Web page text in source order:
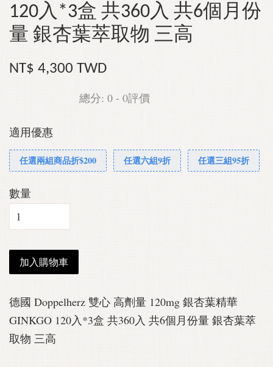
120入*3盒 共360入 共6個月份
量 銀杏葉萃取物 三高
NT$ 4,300 TWD
總分: 0 - 0評價
適用優惠
任選兩組商品折$200 任選六組9折 任選三組95折
數量
加入購物車
德國 Doppelherz 雙心 高劑量 120mg 銀杏葉精華
GINKGO 120入*3盒 共360入 共6個月份量 銀杏葉萃
取物 三高